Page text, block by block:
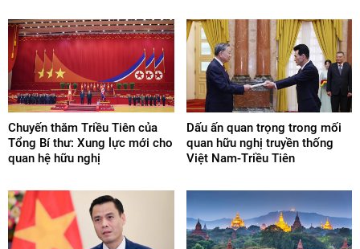
Chuyến thăm Triều Tiên của
Tổng Bí thư: Xung lực mới cho
quan hệ hữu nghị
Dấu ấn quan trọng trong mối
quan hữu nghị truyền thống
Việt Nam-Triều Tiên